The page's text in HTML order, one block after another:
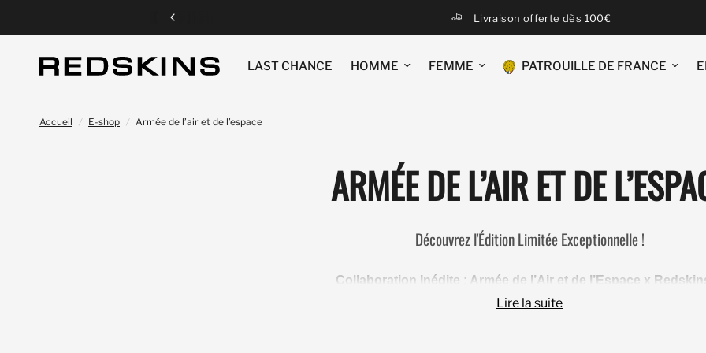
Livraison offerte dès 100€
LAST CHANCE HOMME FEMME PATROUILLE DE FRANCE
Accueil / E-shop / Armée de l’air et de l’espace
ARMÉE DE L’AIR ET DE
Découvrez l'Édition Limitée Exceptionnelle !
Collaboration Inédite : Armée de l’Air et de l’Espace x
Nous sommes ravis de vous présenter le fruit d'une collaboration unique : deux collectors en cuir d'exception, nés
Lire la suite